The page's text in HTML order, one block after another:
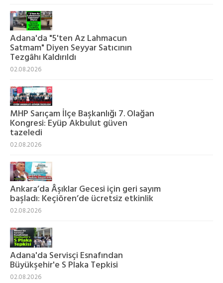
Adana'da "5'ten Az Lahmacun
Satmam" Diyen Seyyar Satıcının
Tezgâhı Kaldırıldı
02.08.2026
MHP Sarıçam İlçe Başkanlığı 7. Olağan
Kongresi: Eyüp Akbulut güven
tazeledi
02.08.2026
Ankara’da Âşıklar Gecesi için geri sayım
başladı: Keçiören’de ücretsiz etkinlik
02.08.2026
Adana'da Servisçi Esnafından
Büyükşehir'e S Plaka Tepkisi
02.08.2026